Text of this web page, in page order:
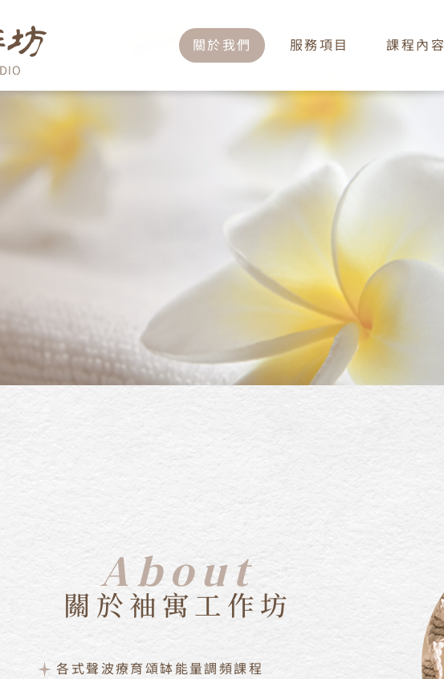
關於我們 服務項目 課程內容
About
關於袖寓工作坊
各式聲波療育頌缽能量調頻課程